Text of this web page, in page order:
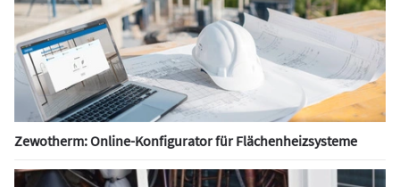
Zewotherm: Online-Konfigurator für Flächenheizsysteme